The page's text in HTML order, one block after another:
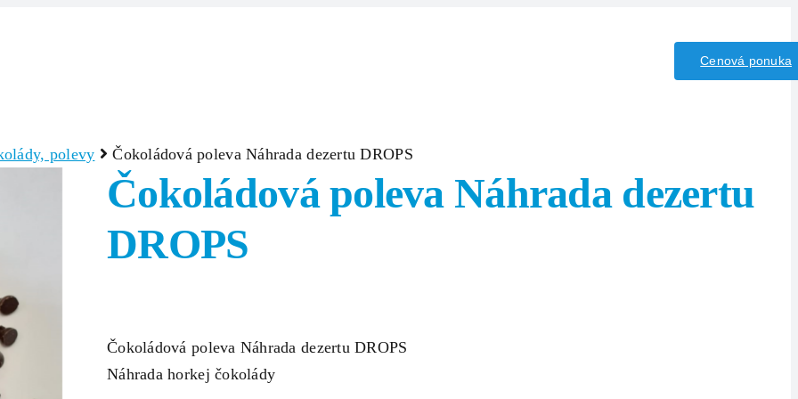
Cenová ponuka
polevy Čokoládová poleva Náhrada dezertu DROPS
Čokoládová poleva Náhrada dezertu
DROPS
Čokoládová poleva Náhrada dezertu DROPS
Náhrada horkej čokolády